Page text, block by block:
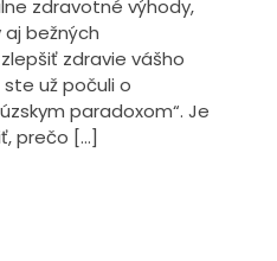
zdravotné výhody,
bežných
zdravie vášho
ste už počuli o
paradoxom“. Je
prečo […]